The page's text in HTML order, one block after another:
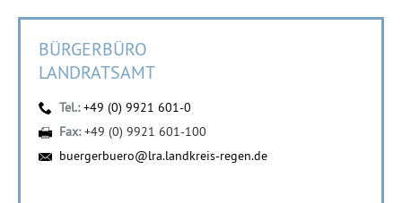
BÜRGERBÜRO
LANDRATSAMT
Tel.:+49 (0) 9921 601-0
Fax:+49 (0) 9921 601-100
buergerbuero@lra.landkreis-regen.de